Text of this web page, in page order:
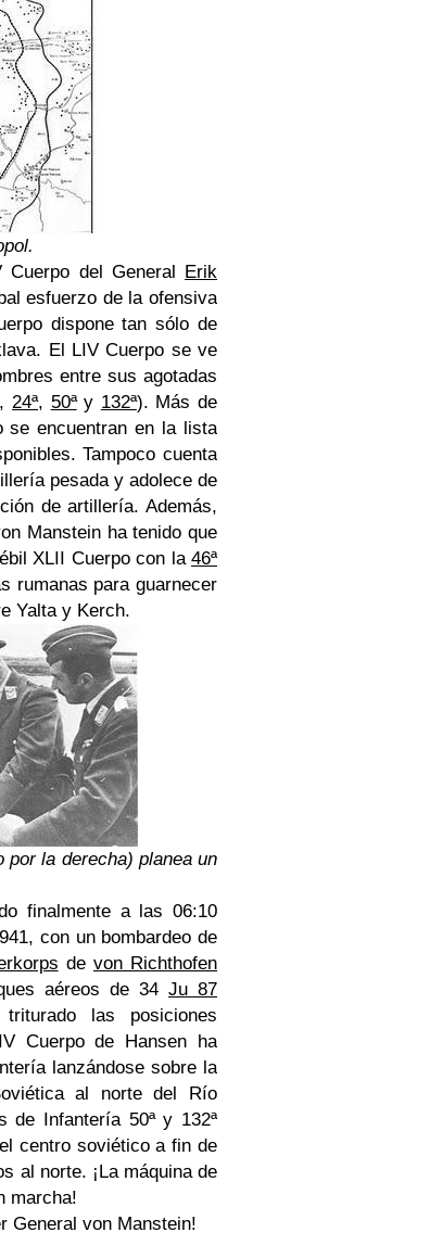
Cuerpo del General Erik
esfuerzo de la ofensiva
dispone tan sólo de
El LIV Cuerpo se ve
entre sus agotadas
,24ª, 50ªy 132ª). Más de
se encuentran en la lista
Tampoco cuenta
pesada y adolece de
de artillería. Además,
Manstein ha tenido que
XLII Cuerpo con la 46ª
rumanas para guarnecer
Yalta y Kerch.
por la derecha) planea un
finalmente a las 06:10
con un bombardeo de
de von Richthofen
aéreos de 34Ju 87
las posiciones
Cuerpo de Hansen ha
lanzándose sobre la
al norte del Río
de Infantería 50ª y 132ª
centro soviético a fin de
al norte. ¡La máquina de
marcha!
General von Manstein!